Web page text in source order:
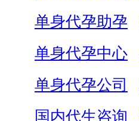
单身代孕助孕
单身代孕中心
单身代孕公司
国内代生咨询